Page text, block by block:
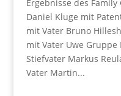
Ergebnisse des Family
Daniel Kluge mit
mit Vater Bruno
mit Vater Uwe Gruppe
Stiefvater Markus
Vater Martin...